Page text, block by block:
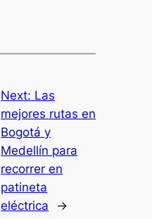
Next: Las
mejores rutas en
Bogotá y
Medellín para
recorrer en
patineta
eléctrica
→